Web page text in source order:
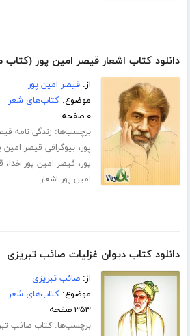
دانلود کتاب اشعار قیصر امین پور (کتاب
از:قیصر امین پور
موضوع:کتاب‌های شعر
۰ صفحه
برچسب‌ها: زندگی نامه
پور،بیوگرافی قیصر امین
پور، قیصر امین پور خدا،
امین پور اشعار
دانلود کتاب دیوان غزلیات صائب تبریزی
از:صائب تبریزی
موضوع:کتاب‌های شعر
۳۵۳ صفحه
برچسب‌ها:کتاب صائب